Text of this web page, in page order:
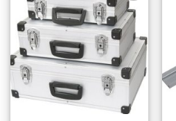
Dodaj
na
listu
želja